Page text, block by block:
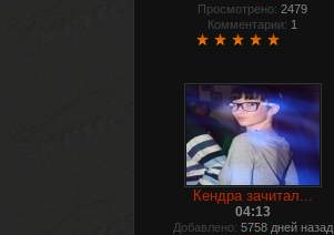
Просмотрено: 2479
Комментарии: 1
Кендра зачитал...
04:13
Добавлено: 5758 дней назад